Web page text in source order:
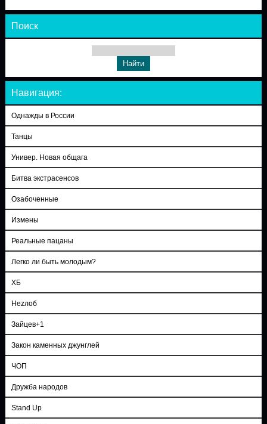
Поиск
Навигация:
Однажды в России
Танцы
Универ. Новая общага
Битва экстрасенсов
Озабоченные
Измены
Реальные пацаны
Легко ли быть молодым?
ХБ
Неzлоб
Зайцев+1
Закон каменных джунглей
ЧОП
Дружба народов
Stand Up